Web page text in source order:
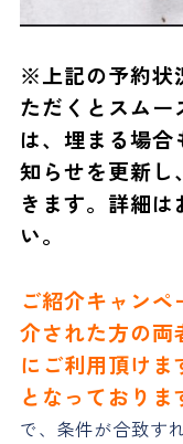
※上記の予約状
ただくとスムー
は、埋まる場
知らせを更新し
きます。詳細
い。
ご紹介キャン
介された方の両
にご利用頂けま
となっておりま
で、条件が合致す